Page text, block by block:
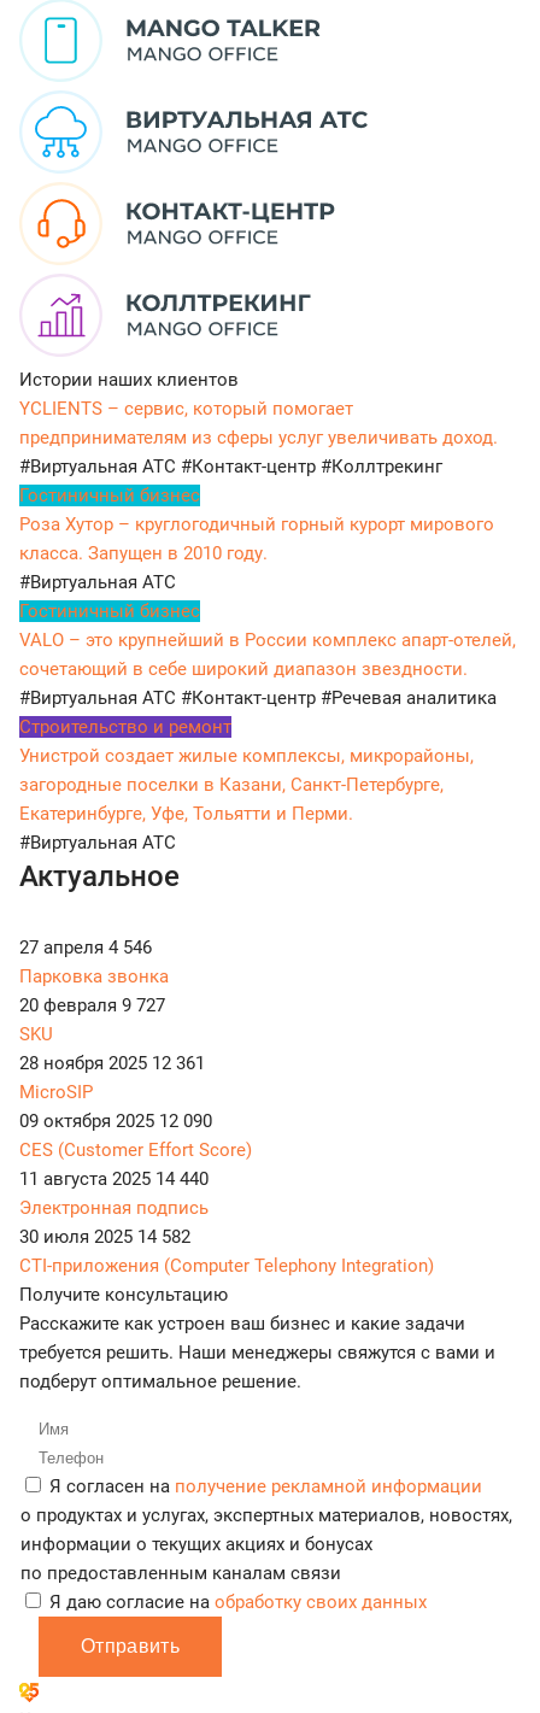
Истории наших клиентов
YCLIENTS – сервис, который помогает
предпринимателям из сферы услуг увеличивать доход.
#Виртуальная АТС #Контакт-центр #Коллтрекинг
Гостиничный бизнес
Роза Хутор – круглогодичный горный курорт мирового
класса. Запущен в 2010 году.
#Виртуальная АТС
Гостиничный бизнес
VALO – это крупнейший в России комплекс апарт-отелей,
сочетающий в себе широкий диапазон звездности.
#Виртуальная АТС #Контакт-центр #Речевая аналитика
Строительство и ремонт
Унистрой создает жилые комплексы, микрорайоны,
загородные поселки в Казани, Санкт-Петербурге,
Екатеринбурге, Уфе, Тольятти и Перми.
#Виртуальная АТС
Актуальное
27 апреля 4 546
Парковка звонка
20 февраля 9 727
SKU
28 ноября 2025 12 361
MicroSIP
09 октября 2025 12 090
CES (Customer Effort Score)
11 августа 2025 14 440
Электронная подпись
30 июля 2025 14 582
CTI-приложения (Computer Telephony Integration)
Получите консультацию
Расскажите как устроен ваш бизнес и какие задачи
требуется решить. Наши менеджеры свяжутся с вами и
подберут оптимальное решение.
Я согласен на получение рекламной информации
о продуктах и услугах, экспертных материалов, новостях,
информации о текущих акциях и бонусах
по предоставленным каналам связи
Я даю согласие на обработку своих данных
Отправить